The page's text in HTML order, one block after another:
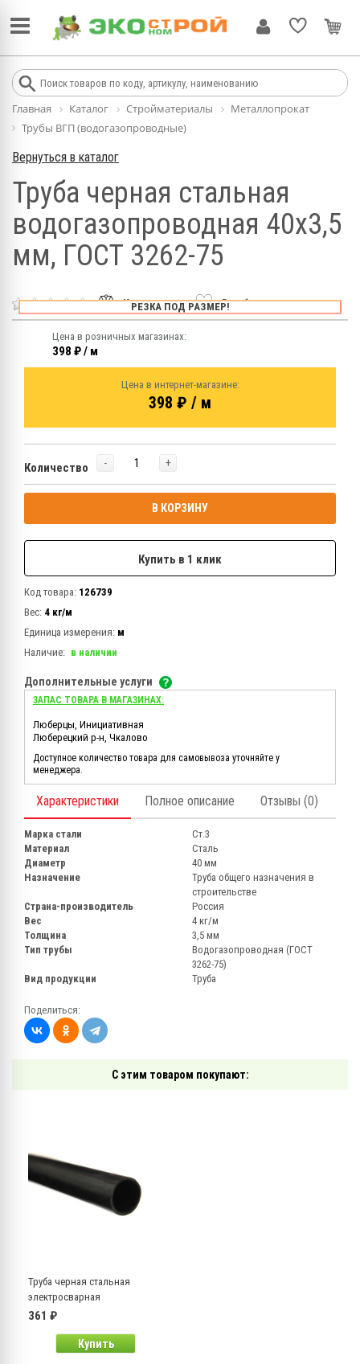
Главная Каталог Стройматериалы
Металлопрокат
Трубы ВГП (водогазопроводные)
Вернуться в каталог
Труба черная стальная
водогазопроводная 40х3,5
мм, ГОСТ 3262-75
К сравнению В избранное
РЕЗКА ПОД РАЗМЕР!
Цена в розничных магазинах:
398 ₽ / м
Цена в интернет-магазине:
398 ₽ / м
Количество - +
В КОРЗИНУ
Купить в 1 клик
Код товара: 126739
Вес: 4 кг/м
Единица измерения: м
Наличие: в наличии
Дополнительные услуги
ЗАПАС ТОВАРА В МАГАЗИНАХ:
Люберцы, Инициативная
Люберецкий р-н, Чкалово
Доступное количество товара для самовывоза уточняйте у
менеджера.
Характеристики Полное описание Отзывы (0)
Марка стали
Ст.3
Материал
Сталь
Диаметр
40 мм
Назначение
Труба общего назначения в
строительстве
Страна-производитель
Россия
Вес
4 кг/м
Толщина
3,5 мм
Тип трубы
Водогазопроводная (ГОСТ
3262-75)
Вид продукции
Труба
Поделиться:
С этим товаром покупают:
Труба черная стальная
электросварная
прямошовная 57х3,0 мм,
361 ₽
Купить